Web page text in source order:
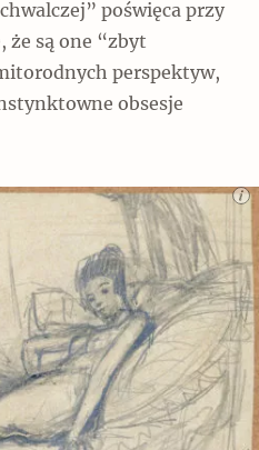
poświęca przy
że są one “zbyt
perspektyw,
obsesje